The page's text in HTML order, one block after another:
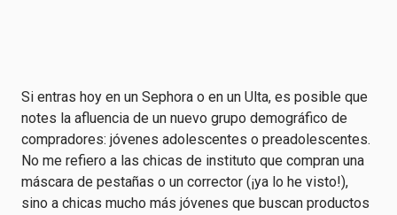
Si entras hoy en un Sephora o en un Ulta, es posible que
notes la afluencia de un nuevo grupo demográfico de
compradores: jóvenes adolescentes o preadolescentes.
No me refiero a las chicas de instituto que compran una
máscara de pestañas o un corrector (¡ya lo he visto!),
sino a chicas mucho más jóvenes que buscan productos